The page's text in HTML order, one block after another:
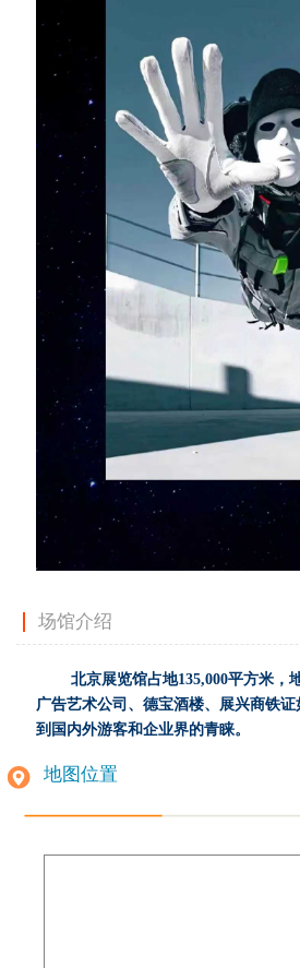
场馆介绍
北京展览馆占地135,000平方米，地
广告艺术公司、德宝酒楼、展兴商铁
到国内外游客和企业界的青睐。
地图位置